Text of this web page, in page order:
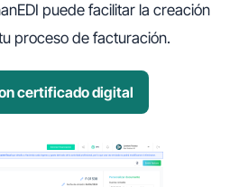
puede facilitar la creación
proceso de facturación.
certificado digital